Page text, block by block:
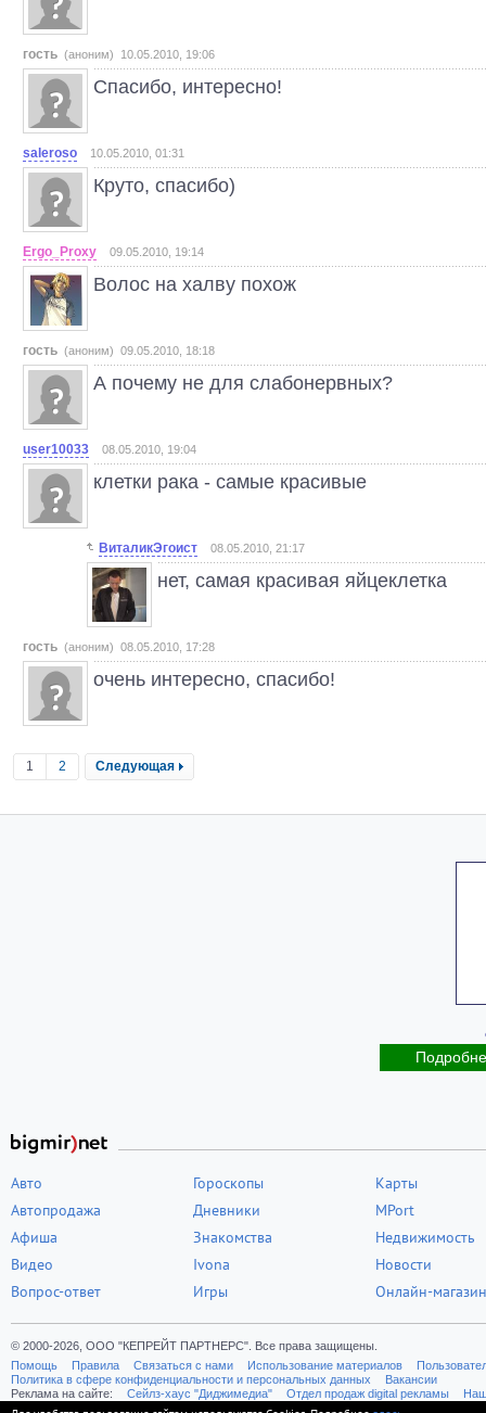
гость (аноним) 10.05.2010, 19:06
Спасибо, интересно!
saleroso 10.05.2010, 01:31
Круто, спасибо)
Ergo_Proxy 09.05.2010, 19:14
Волос на халву похож
гость (аноним) 09.05.2010, 18:18
А почему не для слабонервных?
user10033 08.05.2010, 19:04
клетки рака - самые красивые
ВиталикЭгоист 08.05.2010, 21:17
нет, самая красивая яйцеклетка
гость (аноним) 08.05.2010, 17:28
очень интересно, спасибо!
1 2 Следующая
Авто
Автопродажа
Афиша
Видео
Вопрос-ответ
Гороскопы
Дневники
Знакомства
Ivona
Игры
Карты
MPort
Недвижимость
Новости
Онлайн-магазин
© 2000-2026, ООО "КЕПРЕЙТ ПАРТНЕРС". Все права защищены.
Помощь
Правила Связаться с нами Использование материалов
Политика в сфере конфиденциальности и персональных данных
Вакансии
Реклама на сайте:
Cейлз-хаус "Диджимедиа" Отдел продаж digital рекламы